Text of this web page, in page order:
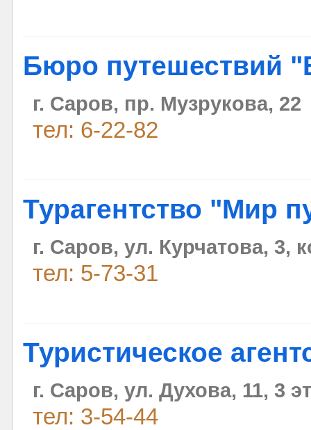
Бюро путешествий
г. Саров, пр. Музрукова, 22
тел: 6-22-82
Турагентство "Мир
г. Саров, ул. Курчатова, 3,
тел: 5-73-31
Туристическое
г. Саров, ул. Духова, 11, 3
тел: 3-54-44